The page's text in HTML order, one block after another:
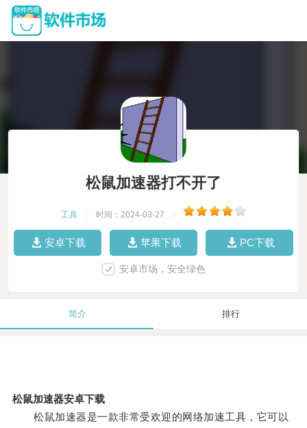
松鼠加速器打不开了
工具 时间：2024-03-27
安卓下载 苹果下载 PC下载
安卓市场，安全绿色
简介 排行
松鼠加速器安卓下载
松鼠加速器是一款非常受欢迎的网络加速工具，它可以